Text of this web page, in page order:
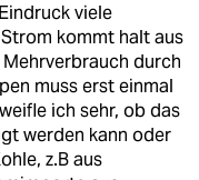
viele
kommt halt aus
durch
muss erst einmal
ich sehr, ob das
werden kann oder
z.B aus